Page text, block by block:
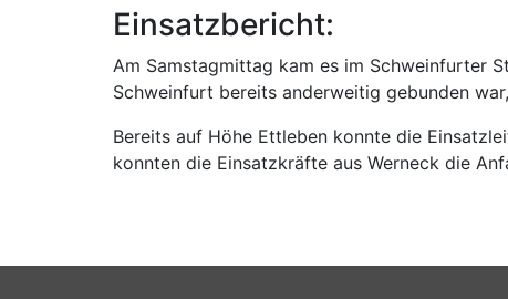
Einsatzbericht:
Am Samstagmittag kam es im Schweinfurter
Schweinfurt bereits anderweitig gebunden
Bereits auf Höhe Ettleben konnte die
konnten die Einsatzkräfte aus Werneck die